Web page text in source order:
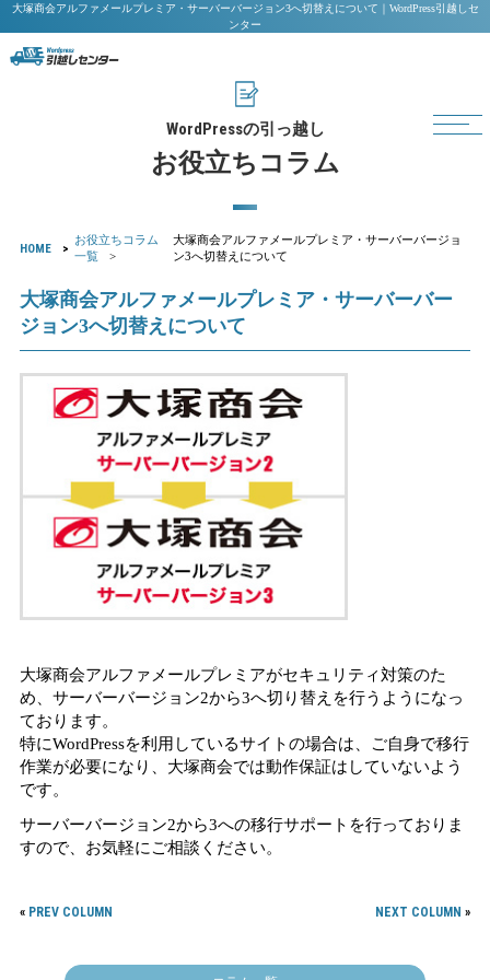
大塚商会アルファメールプレミア・サーバーバージョン3へ切替えについて｜WordPress引越しセ
ンター
WordPressの引っ越し
お役立ちコラム
HOME
お役立ちコラム
一覧
大塚商会アルファメールプレミア・サーバーバージョ
ン3へ切替えについて
大塚商会アルファメールプレミア・サーバーバー
ジョン3へ切替えについて
大塚商会アルファメールプレミアがセキュリティ対策のた
め、サーバーバージョン2から3へ切り替えを行うようになっ
ております。
特にWordPressを利用しているサイトの場合は、ご自身で移行
作業が必要になり、大塚商会では動作保証はしていないよう
です。
サーバーバージョン2から3への移行サポートを行っておりま
すので、お気軽にご相談ください。
« PREV COLUMN NEXT COLUMN »